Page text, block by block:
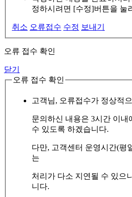
정하시려면 [수정]버튼을 눌
취소 오류접수 수정 보내기
오류 접수 확인
닫기
오류 접수 확인
고객님, 오류접수가 정상적
문의하신 내용은 3시간 이내
수 있도록 하겠습니다.
다만, 고객센터 운영시간(평
는
처리가 다소 지연될 수 있으
니다.